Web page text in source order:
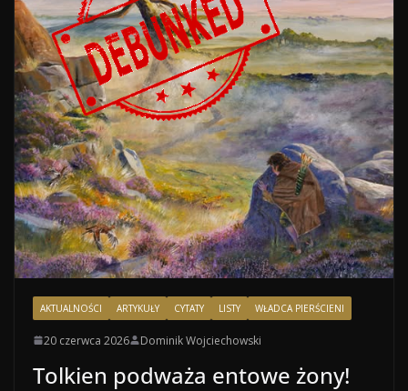
AKTUALNOŚCI ARTYKUŁY CYTATY LISTY WŁADCA PIERŚCIENI
20 czerwca 2026 Dominik Wojciechowski
Tolkien podważa entowe żony!